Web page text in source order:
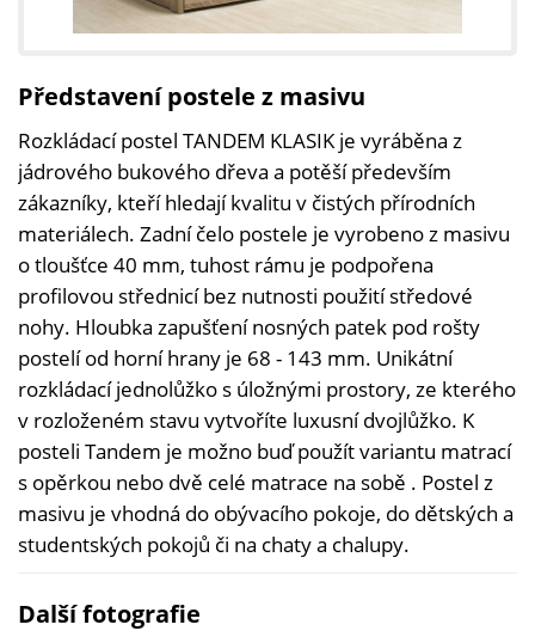
Představení postele z masivu
Rozkládací postel TANDEM KLASIK je vyráběna z
jádrového bukového dřeva a potěší především
zákazníky, kteří hledají kvalitu v čistých přírodních
materiálech. Zadní čelo postele je vyrobeno z masivu
o tloušťce 40 mm, tuhost rámu je podpořena
profilovou střednicí bez nutnosti použití středové
nohy. Hloubka zapušťení nosných patek pod rošty
postelí od horní hrany je 68 - 143 mm. Unikátní
rozkládací jednolůžko s úložnými prostory, ze kterého
v rozloženém stavu vytvoříte luxusní dvojlůžko. K
posteli Tandem je možno buď použít variantu matrací
s opěrkou nebo dvě celé matrace na sobě . Postel z
masivu je vhodná do obývacího pokoje, do dětských a
studentských pokojů či na chaty a chalupy.
Další fotografie